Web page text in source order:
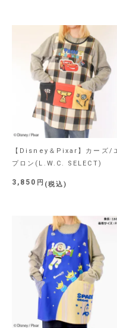
【Disney＆Pixar】カーズ/
プロン(L.W.C. SELECT)
3,850 税込